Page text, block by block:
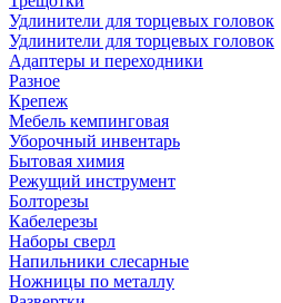
Удлинители для торцевых головок
Удлинители для торцевых головок
Адаптеры и переходники
Разное
Крепеж
Мебель кемпинговая
Уборочный инвентарь
Бытовая химия
Режущий инструмент
Болторезы
Кабелерезы
Наборы сверл
Напильники слесарные
Ножницы по металлу